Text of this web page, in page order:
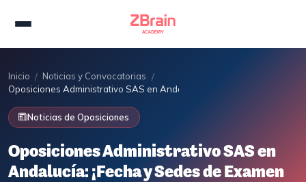
Inicio / Noticias y Convocatorias /
Oposiciones Administrativo SAS en Andalucía: ¡Fecha y Sedes de
Noticias de Oposiciones
Oposiciones Administrativo SAS en
Andalucía: ¡Fecha y Sedes de Examen